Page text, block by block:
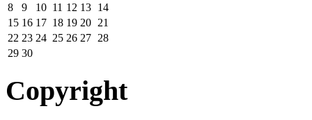
8
9 10 11 12 13 14
15 16 17 18 19 20 21
22 23 24 25 26 27 28
29 30
Copyright